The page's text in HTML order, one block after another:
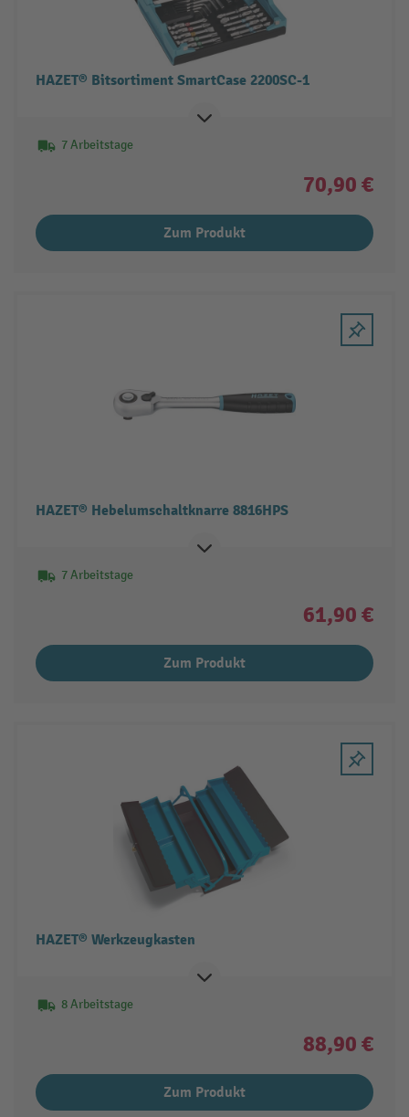
HAZET® Bitsortiment SmartCase 2200SC-1
7 Arbeitstage
70,90 €
Zum Produkt
HAZET® Hebelumschaltknarre 8816HPS
7 Arbeitstage
61,90 €
Zum Produkt
HAZET® Werkzeugkasten
8 Arbeitstage
88,90 €
Zum Produkt